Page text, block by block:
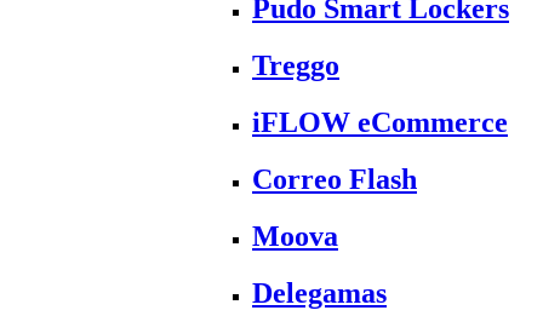
Pudo Smart Lockers
Treggo
iFLOW eCommerce
Correo Flash
Moova
Delegamas